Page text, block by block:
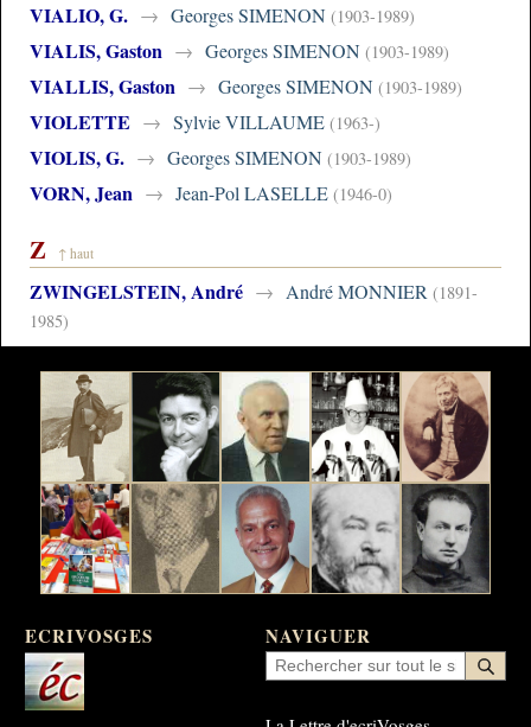
VIALIO, G. → Georges SIMENON (1903-1989)
VIALIS, Gaston → Georges SIMENON (1903-1989)
VIALLIS, Gaston → Georges SIMENON (1903-1989)
VIOLETTE → Sylvie VILLAUME (1963-)
VIOLIS, G. → Georges SIMENON (1903-1989)
VORN, Jean → Jean-Pol LASELLE (1946-0)
Z ↑ haut
ZWINGELSTEIN, André → André MONNIER (1891-
1985)
ECRIVOSGES NAVIGUER